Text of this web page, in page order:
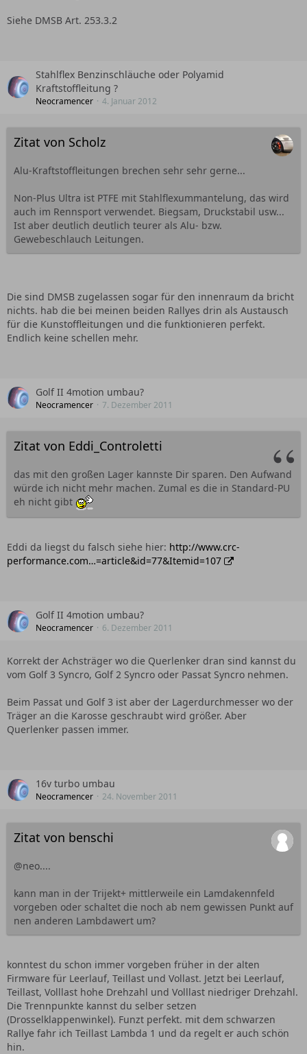
Siehe DMSB Art. 253.3.2
Stahlflex Benzinschläuche oder Polyamid
Kraftstoffleitung ?
Neocramencer 4. Januar 2012
Zitat von Scholz
Alu-Kraftstoffleitungen brechen sehr sehr gerne...
Non-Plus Ultra ist PTFE mit Stahlflexummantelung, das wird
auch im Rennsport verwendet. Biegsam, Druckstabil usw...
Ist aber deutlich deutlich teurer als Alu- bzw.
Gewebeschlauch Leitungen.
Die sind DMSB zugelassen sogar für den innenraum da bricht
nichts. hab die bei meinen beiden Rallyes drin als Austausch
für die Kunstoffleitungen und die funktionieren perfekt.
Endlich keine schellen mehr.
Golf II 4motion umbau?
Neocramencer 7. Dezember 2011
Zitat von Eddi_Controletti
das mit den großen Lager kannste Dir sparen. Den Aufwand
würde ich nicht mehr machen. Zumal es die in Standard-PU
eh nicht gibt
Eddi da liegst du falsch siehe hier: http://www.crc-
performance.com…=article&id=77&Itemid=107
Golf II 4motion umbau?
Neocramencer 6. Dezember 2011
Korrekt der Achsträger wo die Querlenker dran sind kannst du
vom Golf 3 Syncro, Golf 2 Syncro oder Passat Syncro nehmen.
Beim Passat und Golf 3 ist aber der Lagerdurchmesser wo der
Träger an die Karosse geschraubt wird größer. Aber
Querlenker passen immer.
16v turbo umbau
Neocramencer 24. November 2011
Zitat von benschi
@neo....
kann man in der Trijekt+ mittlerweile ein Lamdakennfeld
vorgeben oder schaltet die noch ab nem gewissen Punkt auf
nen anderen Lambdawert um?
konntest du schon immer vorgeben früher in der alten
Firmware für Leerlauf, Teillast und Vollast. Jetzt bei Leerlauf,
Teillast, Volllast hohe Drehzahl und Volllast niedriger Drehzahl.
Die Trennpunkte kannst du selber setzen
(Drosselklappenwinkel). Funzt perfekt. mit dem schwarzen
Rallye fahr ich Teillast Lambda 1 und da regelt er auch schön
hin.